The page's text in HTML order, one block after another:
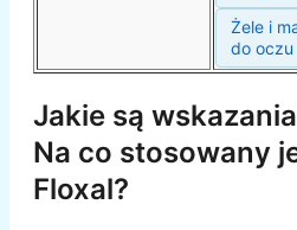
Żele i
do oczu
Jakie są
Na co stosowany
Floxal?